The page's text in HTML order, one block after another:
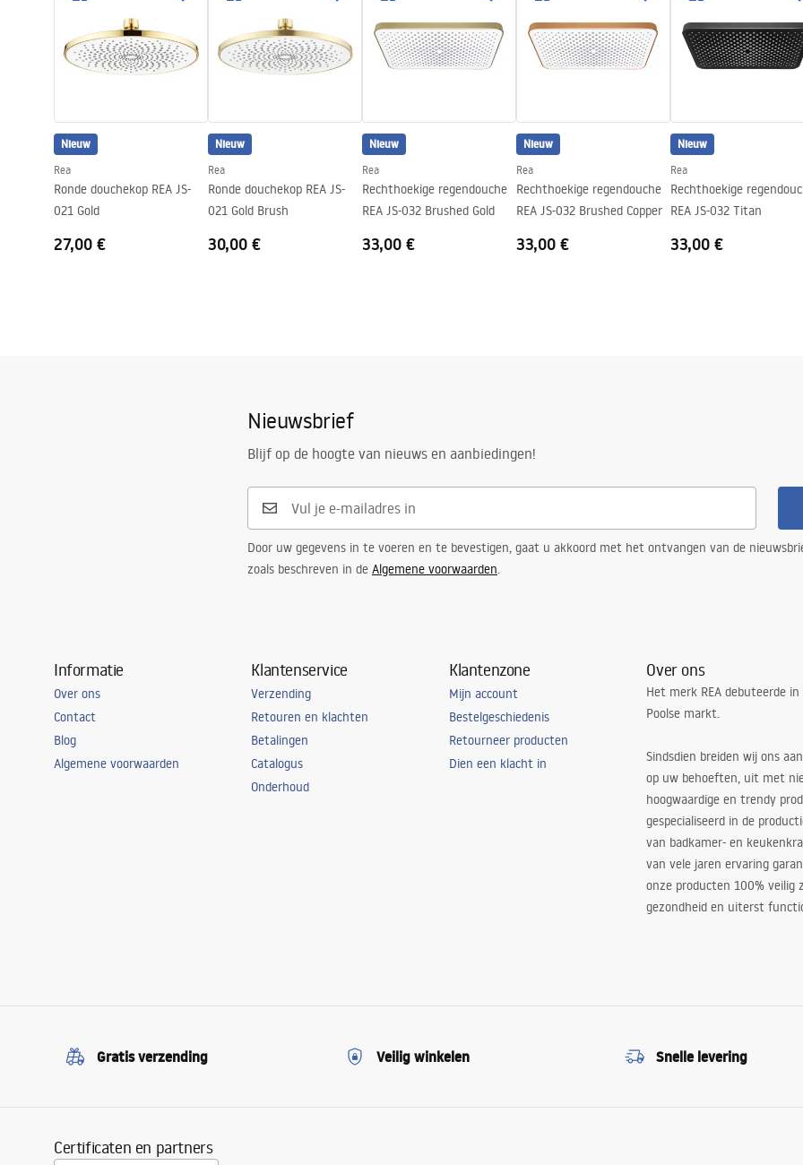
Nieuw
Rea
Ronde douchekop REA JS-
021 Gold
27,00 €
Nieuw
Rea
Ronde douchekop REA JS-
021 Gold Brush
30,00 €
Nieuw
Rea
Rechthoekige regendouche
REA JS-032 Brushed Gold
33,00 €
Nieuw
Rea
Rechthoekige regendouche
REA JS-032 Brushed Copper
33,00 €
Nieuw
Rea
Rechthoekige
REA JS-032 Titan
33,00 €
Nieuwsbrief
Blijf op de hoogte van nieuws en aanbiedingen!
Door uw gegevens in te voeren en te bevestigen, gaat u akkoord met het ontvangen van de
zoals beschreven in de Algemene voorwaarden.
Informatie
Over ons
Contact
Blog
Algemene voorwaarden
Klantenservice
Verzending
Retouren en klachten
Betalingen
Catalogus
Onderhoud
Klantenzone
Mijn account
Bestelgeschiedenis
Retourneer producten
Dien een klacht in
Over ons
Het merk REA debuteerde
Poolse markt.
Sindsdien breiden wij ons
op uw behoeften, uit met
hoogwaardige en trendy
gespecialiseerd in de
van badkamer- en
van vele jaren ervaring
onze producten 100% veilig
gezondheid en uiterst
Gratis verzending Veilig winkelen Snelle levering
Certificaten en partners